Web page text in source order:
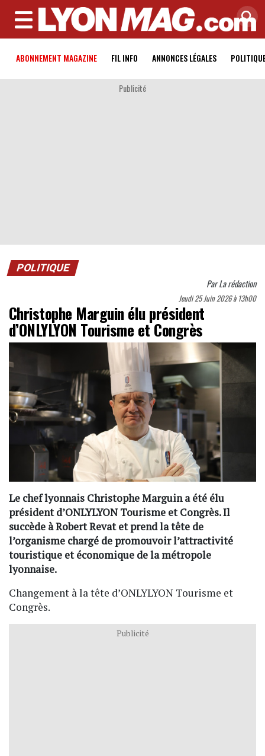
MENU
ABONNEMENT MAGAZINE FIL INFO ANNONCES LÉGALES
Publicité
POLITIQUE
ParLa rédaction
Jeudi 25 Juin 2026 à 13h00
Christophe Marguin élu président
d’ONLYLYON Tourisme et Congrès
Le chef lyonnais Christophe Marguin a été élu
président d’ONLYLYON Tourisme et Congrès. Il
succède à Robert Revat et prend la tête de
l’organisme chargé de promouvoir l’attractivité
touristique et économique de la métropole
lyonnaise.
Changement à la tête d’ONLYLYON Tourisme et
Congrès.
Publicité